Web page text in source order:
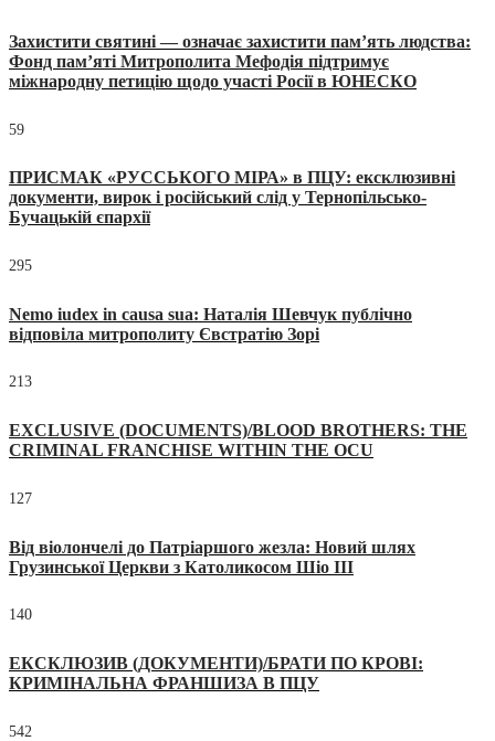
Захистити святині — означає захистити пам’ять людства:
Фонд пам’яті Митрополита Мефодія підтримує
міжнародну петицію щодо участі Росії в ЮНЕСКО
59
ПРИСМАК «РУССЬКОГО МІРА» в ПЦУ: ексклюзивні
документи, вирок і російський слід у Тернопільсько-
Бучацькій єпархії
295
Nemo iudex in causa sua: Наталія Шевчук публічно
відповіла митрополиту Євстратію Зорі
213
EXCLUSIVE (DOCUMENTS)/BLOOD BROTHERS: THE
CRIMINAL FRANCHISE WITHIN THE OCU
127
Від віолончелі до Патріаршого жезла: Новий шлях
Грузинської Церкви з Католикосом Шіо III
140
ЕКСКЛЮЗИВ (ДОКУМЕНТИ)/БРАТИ ПО КРОВІ:
КРИМІНАЛЬНА ФРАНШИЗА В ПЦУ
542